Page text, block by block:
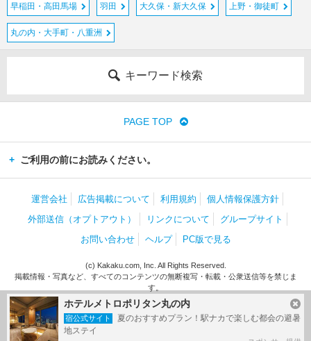
ホテルメトロポリタン丸の内
宿公式サイト
夏のおすすめプラン！駅ナカで楽しむ都会の避暑
地ステイ
早稲田・高田馬場 羽田 大久保・新大久保 上野・御徒町
丸の内・大手町・八重洲
キーワード検索
PAGE TOP
ご利用の前にお読みください。
運営会社 広告掲載について 利用規約
個人情報保護方針
外部送信（オプトアウト）
リンクについて
グループサイト
お問い合わせ
ヘルプ PC版で見る
(c) Kakaku.com, Inc. All Rights Reserved.
掲載情報・写真など、すべてのコンテンツの無断複写・転載・公衆送信等を禁じま
す。